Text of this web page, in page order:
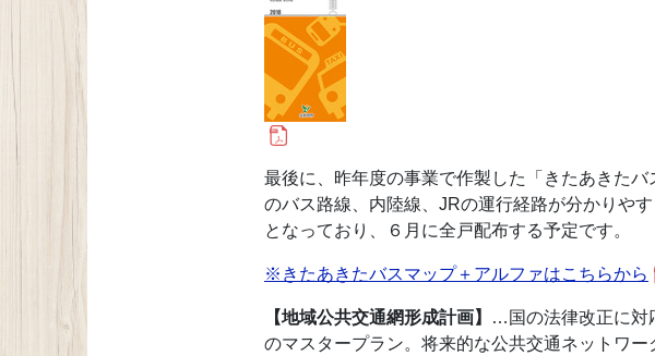
最後に、昨年度の事業で作製した「きたあきた
のバス路線、内陸線、JRの運行経路が分かりや
となっており、６月に全戸配布する予定です。
※きたあきたバスマップ＋アルファはこちらから
【地域公共交通網形成計画】
…国の法律改正に対
のマスタープラン。将来的な公共交通ネットワ